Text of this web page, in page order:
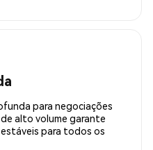
para negociações
alto volume garante
para todos os